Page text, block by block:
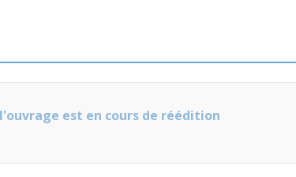
est en cours de réédition